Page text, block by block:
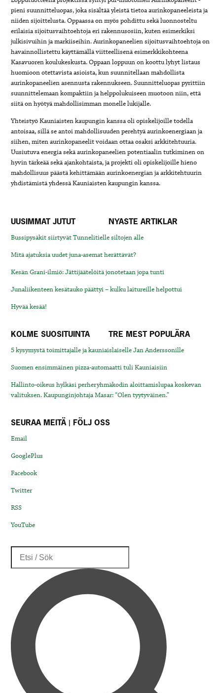
pieni suunnitteluopas, joka sisältää yleistä tietoa aurinkopaneeleista ja
niiden sijoittelusta. Oppaassa on myös pohdittu sekä luonnosteltu
erilaisia sijoitusvaihtoehtoja eri rakennusosiin, kuten esimerkiksi
julkisivuihin ja markiiseihin. Aurinkopaneelien sijoitusvaihtoehtoja on
havainnollistettu käyttämällä viitteellisenä esimerkkikohteena
Kasavuoren koulukeskusta. Oppaan loppuun on koottu lyhyt listaus
huomioon otettavista asioista, kun suunnitellaan mahdollista
aurinkopaneelien asennusta rakennukseen. Suunnitteluopas pyrittiin
suunnittelemaan kompaktiin ja helppolukuiseen muotoon niin, että
siitä on hyötyä mahdollisimman monelle lukijalle.
Yhteistyö Kauniaisten kaupungin kanssa oli opiskelijoille todella
antoisaa, sillä se antoi mahdollisuuden perehtyä aurinkoenergiaan ja
siihen, miten aurinkopaneelit voidaan ottaa osaksi arkkitehtuuria.
Uusiutuva energia sekä aurinkopaneelien potentiaalin tutkiminen on
hyvin tärkeää sekä ajankohtaista, ja projekti oli opiskelijoille hieno
mahdollisuus päästä kehittämään aurinkoenergian ja arkkitehtuurin
yhdistämistä yhdessä Kauniaisten kaupungin kanssa.
UUSIMMAT JUTUT NYASTE ARTIKLAR
Bussipysäkit siirtyvät Tunnelitielle siltojen alle
Mitä ajatuksia uudet juna-asemat herättävät?
Kesän Grani-ilmiö: Jättijäätelöitä jonotetaan jopa tunti
Junaliikenteen kesätauko päättyi – kulku laitureille helpottui
Hyvää kesää!
KOLME SUOSITUINTA TRE MEST POPULÄRA
5 kysymystä toimittajalle ja kauniaislaiselle Jan Anderssonille
Suomen ensimmäinen pizza-automaatti tuli Kauniaisiin
Hallinto-oikeus hylkäsi perheryhmäkodin aloittamislupaa koskevan
valituksen. Kaupunginjohtaja Masar: “Olen tyytyväinen.”
SEURAA MEITÄ | FÖLJ OSS
Email
GooglePlus
Facebook
Twitter
RSS
YouTube